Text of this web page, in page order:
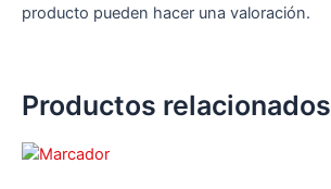
producto pueden hacer una valoración.
Productos relacionados